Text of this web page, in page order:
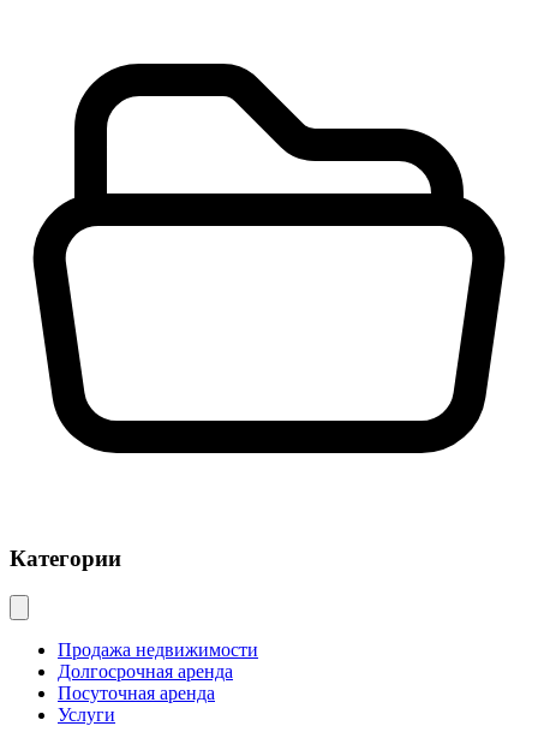
Категории
Продажа недвижимости
Долгосрочная аренда
Посуточная аренда
Услуги